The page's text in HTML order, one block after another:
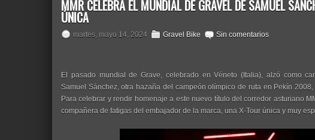
MMR CELEBRA EL MUNDIAL DE GRAVEL DE SAMUEL
ÚNICA
martes, mayo 14, 2024 Gravel Bike Sin comentarios
El pasado mundial de Grave, celebrado en Véneto (Italia), alzó como
Samuel Sánchez, otra hazaña del campeón olímpico de ruta en Pekín
Para celebrar y rendir homenaje a este nuevo título del corredor asturiano
compañera de fatigas del embajador de la marca, una X-Tour única y muy